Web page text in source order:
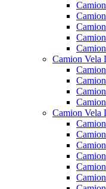
Camion Vela
Camion Vela